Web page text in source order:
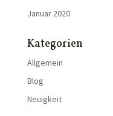
Januar 2020
Kategorien
Allgemein
Blog
Neuigkeit